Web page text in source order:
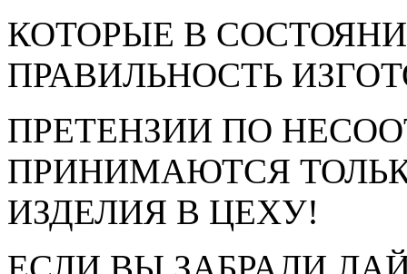
КОТОРЫЕ В
ПРАВИЛЬНОСТЬ
ПРЕТЕНЗИИ ПО
ПРИНИМАЮТСЯ
ИЗДЕЛИЯ В ЦЕХУ!